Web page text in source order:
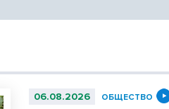
06.08.2026 ОБЩЕСТВО